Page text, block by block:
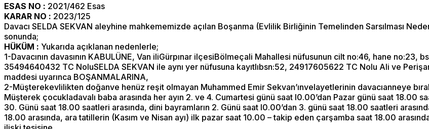
ESAS NO : 2021/462 Esas
KARAR NO : 2023/125
Davacı SELDA SEKVAN aleyhine mahkememizde açılan Boşanma (Evlilik Birliğinin Temelinden Sarsılması
sonunda;
HÜKÜM : Yukarıda açıklanan nedenlerle;
1-Davacının davasının KABULÜNE, Van iliGürpınar ilçesiBölmeçali Mahallesi nüfusunun cilt no:46, hane no:23,
35494640432 TC NoluSELDA SEKVAN ile aynı yer nüfusuna kayıtlıbsn:52, 24917605622 TC Nolu Ali ve
maddesi uyarınca BOŞANMALARINA,
2-Müşterekevlilikten doğanve henüz reşit olmayan Muhammed Emir Sekvan’ınvelayetlerinin davacıanneye
Müşterek çocukladavalı baba arasında her ayın 2. ve 4. Cumartesi günü saat l0.00’dan Pazar günü saat 18.00
30. Günü saat 18.00 saatleri arasında, dini bayramların 2. Günü saat l0.00’dan 3. günü saat 18.00 saatleri
18.00 arasında, ara tatillerin (Kasım ve Nisan ayı) ilk pazar saat 10.00 – takip eden çarşamba saat 18.00